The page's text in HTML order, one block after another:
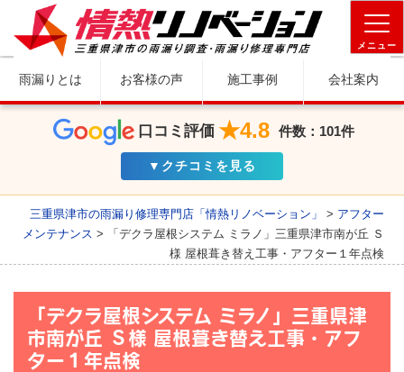
メニュー
雨漏りとは お客様の声 施工事例 会社案内
口コミ評価 ★4.8 件数：101件
▼クチコミを見る
三重県津市の雨漏り修理専門店「情熱リノベーション」 > アフター
メンテナンス >
「デクラ屋根システム ミラノ」三重県津市南が丘 Ｓ
様 屋根葺き替え工事・アフター１年点検
「デクラ屋根システム ミラノ」三重県津
市南が丘 Ｓ様 屋根葺き替え工事・アフ
ター１年点検